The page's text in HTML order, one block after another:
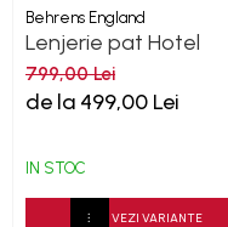
Behrens England
Lenjerie pat Hotel
living -Ice Grey 600TC
799,00 Lei
de la 499,00 Lei
IN STOC
VEZI VARIANTE